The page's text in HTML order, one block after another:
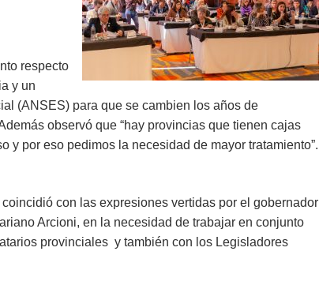
respecto
y un
(ANSES) para que se cambien los años de
observó que “hay provincias que tienen cajas
y por eso pedimos la necesidad de mayor tratamiento”.
coincidió con las expresiones vertidas por el gobernador
Arcioni, en la necesidad de trabajar en conjunto
provinciales y también con los Legisladores